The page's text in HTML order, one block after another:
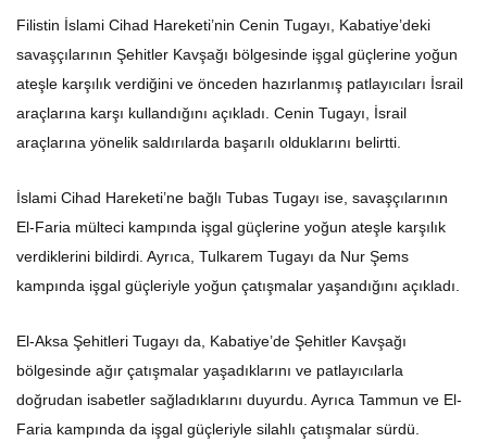
Filistin İslami Cihad Hareketi’nin Cenin Tugayı, Kabatiye’deki
savaşçılarının Şehitler Kavşağı bölgesinde işgal güçlerine yoğun
ateşle karşılık verdiğini ve önceden hazırlanmış patlayıcıları İsrail
araçlarına karşı kullandığını açıkladı. Cenin Tugayı, İsrail
araçlarına yönelik saldırılarda başarılı olduklarını belirtti.
İslami Cihad Hareketi’ne bağlı Tubas Tugayı ise, savaşçılarının
El-Faria mülteci kampında işgal güçlerine yoğun ateşle karşılık
verdiklerini bildirdi. Ayrıca, Tulkarem Tugayı da Nur Şems
kampında işgal güçleriyle yoğun çatışmalar yaşandığını açıkladı.
El-Aksa Şehitleri Tugayı da, Kabatiye’de Şehitler Kavşağı
bölgesinde ağır çatışmalar yaşadıklarını ve patlayıcılarla
doğrudan isabetler sağladıklarını duyurdu. Ayrıca Tammun ve El-
Faria kampında da işgal güçleriyle silahlı çatışmalar sürdü.